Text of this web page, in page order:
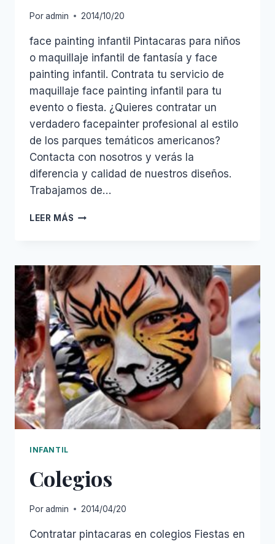
Poradmin 2014/10/20
face painting infantil Pintacaras para niños
o maquillaje infantil de fantasía y face
painting infantil. Contrata tu servicio de
maquillaje face painting infantil para tu
evento o fiesta. ¿Quieres contratar un
verdadero facepainter profesional al estilo
de los parques temáticos americanos?
Contacta con nosotros y verás la
diferencia y calidad de nuestros diseños.
Trabajamos de…
LEER MÁS FACEPAINTING
INFANTIL
Colegios
Poradmin 2014/04/20
Contratar pintacaras en colegios Fiestas en